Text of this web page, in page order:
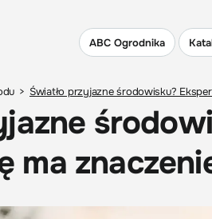
ABC Ogrodnika
> Światło przyjazne środowisku?
ma